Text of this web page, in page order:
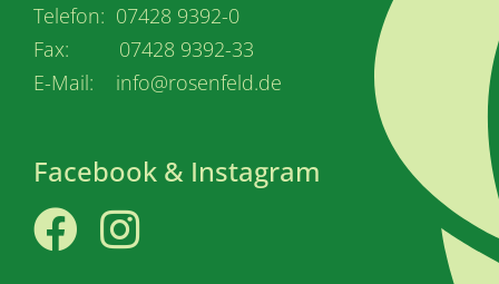
Telefon: 07428 9392-0
Fax: 07428 9392-33
E-Mail: info@rosenfeld.de
Facebook & Instagram